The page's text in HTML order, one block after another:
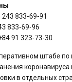
833-69-91
833-69-96
91 323-73-30
штабе
в отдельных